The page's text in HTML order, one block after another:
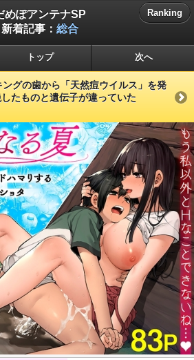
めぽアンテナSP
新着記事： 総合
Ranking
トップ 次へ
グの歯から「天然痘ウイルス」を発
たものと遺伝子が違っていた